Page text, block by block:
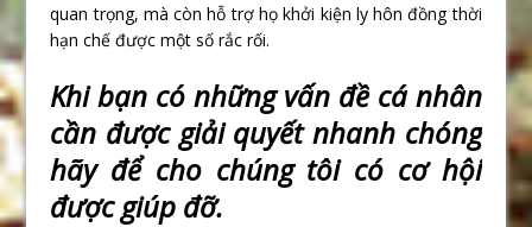
quan trọng, mà còn hỗ trợ họ khởi kiện ly hôn đồng thời
hạn chế được một số rắc rối.
Khi bạn có những vấn đềcá nhân
cần được giải quyết nhanh chóng
hãy đểcho chúng tôi có cơhội
được giúp đỡ.